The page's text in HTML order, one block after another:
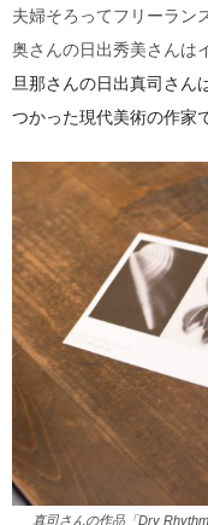
夫婦そろってフリーラン
奥さんの日出秀美さんは
旦那さんの日出真司さん
つかった現代美術の作家
真司さんの作品「Dry